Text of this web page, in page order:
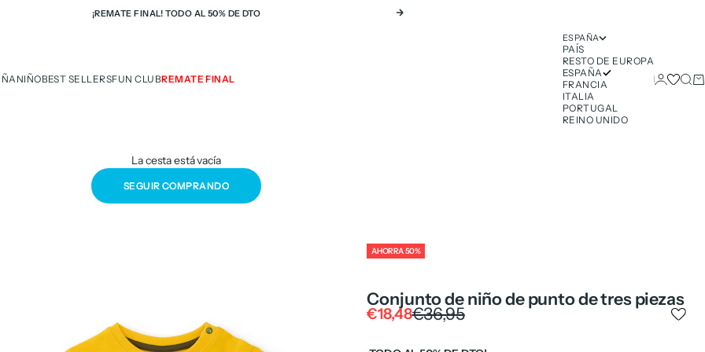
¡REMATE FINAL! TODO AL 50% DE DTO Siguiente
NIÑOBEST SELLERSFUN CLUBREMATE FINAL
ESPAÑA
PAÍS
RESTO DE EUROPA
ESPAÑA
FRANCIA
ITALIA
PORTUGAL
REINO UNIDO
Iniciar
La cesta está vacía
SEGUIR COMPRANDO
AHORRA 50%
Conjunto de niño de punto de tres piezas
Precio de oferta
€18,48Precio normal
€36,95